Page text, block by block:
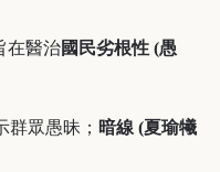
在醫治國民劣根性 (愚
群眾愚昧； 暗線 (夏瑜犧